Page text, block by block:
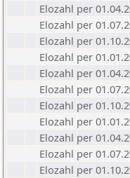
Elozahl per
Elozahl per
Elozahl per
Elozahl per
Elozahl per
Elozahl per
Elozahl per
Elozahl per
Elozahl per
Elozahl per
Elozahl per